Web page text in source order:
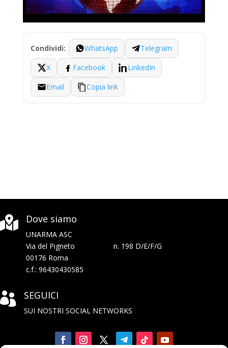
Condividi: WhatsApp
Telegram
X
Facebook
LinkedIn
Email
Copia link
 Dove siamo
UNARMA ASC
Via del Pigneto n. 198 D/E/F/G
00176 Roma
c.f.: 96430430585
 SEGUICI
SUI NOSTRI SOCIAL NETWORKS